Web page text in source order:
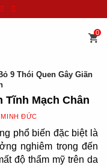
0
9 Thói Quen Gây Giãn
Tĩnh Mạch Chân
MINH ĐỨC
phổ biến đặc biệt là
nghiêm trọng đến
độ thẩm mỹ trên da